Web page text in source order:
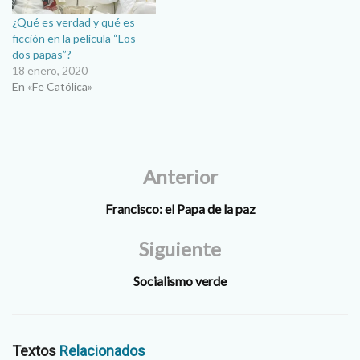
¿Qué es verdad y qué es
ficción en la película “Los
dos papas”?
18 enero, 2020
En «Fe Católica»
Anterior
Francisco: el Papa de la paz
Siguiente
Socialismo verde
Textos Relacionados